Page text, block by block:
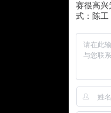
赛很高兴
式：陈工